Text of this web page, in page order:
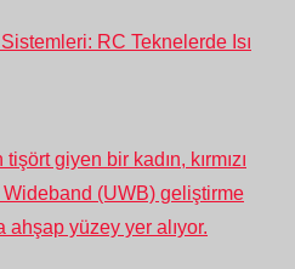
RC Teknelerde Isı